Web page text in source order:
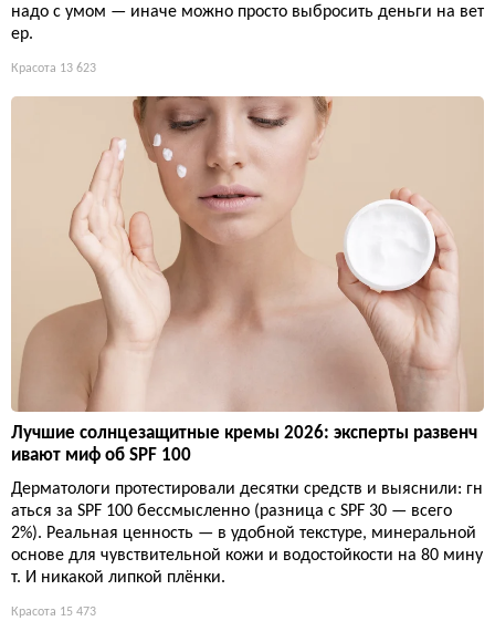
надо с умом — иначе можно просто выбросить деньги на вет
ер.
Красота 13 623
Лучшие солнцезащитные кремы 2026: эксперты развенч
ивают миф об SPF 100
Дерматологи протестировали десятки средств и выяснили: гн
аться за SPF 100 бессмысленно (разница с SPF 30 — всего
2%). Реальная ценность — в удобной текстуре, минеральной
основе для чувствительной кожи и водостойкости на 80 мину
т. И никакой липкой плёнки.
Красота 15 473